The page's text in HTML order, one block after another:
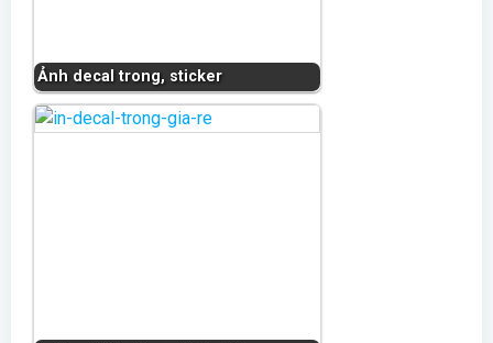
Ảnh decal trong, sticker